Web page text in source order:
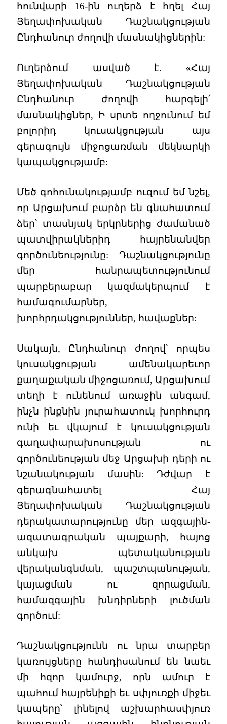
հունվարի 16-ին ուղերձ է հղել Հայ
Յեղափոխական Դաշնակցության
Ընդհանուր ժողովի մասնակիցներին:
Ուղերձում ասված է. «Հայ
Յեղափոխական Դաշնակցության
Ընդհանուր ժողովի հարգելի՛
մասնակիցներ, Ի սրտե ողջունում եմ
բոլորիդ կուսակցության այս
գերագույն միջոցառման մեկնարկի
կապակցությամբ:
Մեծ գոհունակությամբ ուզում եմ նշել,
որ Արցախում բարձր են գնահատում
ձեր՝ տասնյակ երկրներից ժամանած
պատվիրակներիդ հայրենանվեր
գործունեությունը: Դաշնակցությունը
մեր հանրապետությունում
պարբերաբար կազմակերպում է
համագումարներ,
խորհրդակցություններ, հավաքներ:
Սակայն, Ընդհանուր ժողով՝ որպես
կուսակցության ամենակարեւոր
քաղաքական միջոցառում, Արցախում
տեղի է ունենում առաջին անգամ,
ինչն ինքնին յուրահատուկ խորհուրդ
ունի եւ վկայում է կուսակցության
գաղափարախոսության ու
գործունեության մեջ Արցախի դերի ու
նշանակության մասին: Դժվար է
գերագնահատել Հայ
Յեղափոխական Դաշնակցության
դերակատարությունը մեր ազգային-
ազատագրական պայքարի, հայոց
անկախ պետականության
վերականգնման, պաշտպանության,
կայացման ու զորացման,
համազգային խնդիրների լուծման
գործում:
Դաշնակցությունն ու նրա տարբեր
կառույցները հանդիսանում են նաեւ
մի հզոր կամուրջ, որն ամուր է
պահում հայրենիքի եւ սփյուռքի միջեւ
կապերը՝ լինելով աշխարհասփյուռ